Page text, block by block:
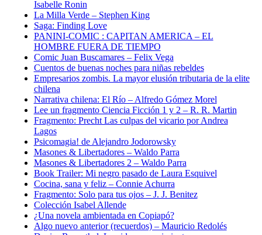
Isabelle Ronin
La Milla Verde – Stephen King
Saga: Finding Love
PANINI-COMIC : CAPITAN AMERICA – EL
HOMBRE FUERA DE TIEMPO
Comic Juan Buscamares – Felix Vega
Cuentos de buenas noches para niñas rebeldes
Empresarios zombis. La mayor elusión tributaria de la elite
chilena
Narrativa chilena: El Río – Alfredo Gómez Morel
Lee un fragmento Ciencia Ficción 1 y 2 – R. R. Martin
Fragmento: Precht Las culpas del vicario por Andrea
Lagos
Psicomagia! de Alejandro Jodorowsky
Masones & Libertadores – Waldo Parra
Masones & Libertadores 2 – Waldo Parra
Book Trailer: Mi negro pasado de Laura Esquivel
Cocina, sana y feliz – Connie Achurra
Fragmento: Solo para tus ojos – J. J. Benitez
Colección Isabel Allende
¿Una novela ambientada en Copiapó?
Algo nuevo anterior (recuerdos) – Mauricio Redolés